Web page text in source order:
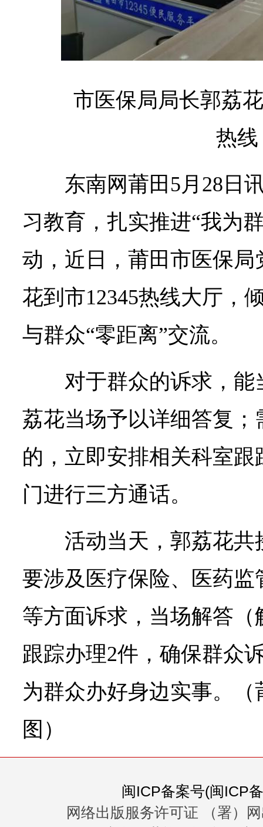
市医保局局长郭荔
热线
东南网莆田5月28日
习教育，扎实推进“我为
动，近日，莆田市医保
花到市12345热线大厅，
与群众“零距离”交流。
对于群众的诉求，
荔花当场予以详细答复
的，立即安排相关科室
门进行三方通话。
活动当天，郭荔花共
要涉及医疗保险、医药
等方面诉求，当场解答（
跟踪办理2件，确保群众
为群众办好身边实事。
图）
闽ICP备案号(闽ICP
网络出版服务许可证 （署）